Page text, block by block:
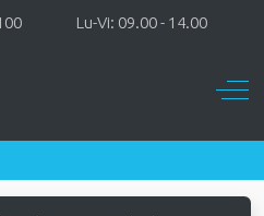
Lu-Vi: 09.00 - 14.00
Off-